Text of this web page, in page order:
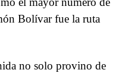
Bolívar fue la ruta
no solo provino de